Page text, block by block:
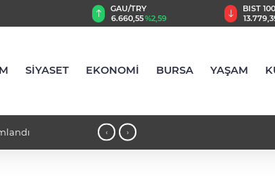
BIST 100
13.779,39
SİYASET EKONOMİ BURSA YAŞAM
‹ ›